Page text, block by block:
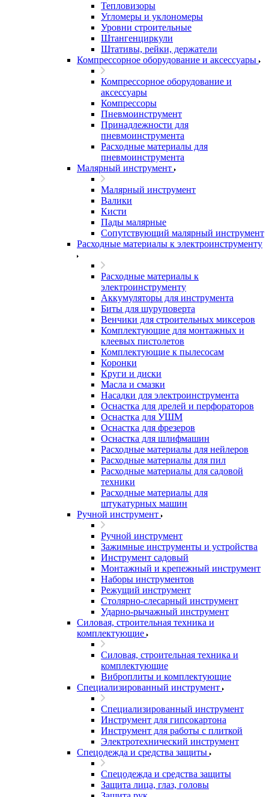
Тепловизоры
Угломеры и уклономеры
Уровни строительные
Штангенциркули
Штативы, рейки, держатели
Компрессорное оборудование и аксессуары
Компрессорное оборудование и
аксессуары
Компрессоры
Пневмоинструмент
Принадлежности для
пневмоинструмента
Расходные материалы для
пневмоинструмента
Малярный инструмент
Малярный инструмент
Валики
Кисти
Пады малярные
Сопутствующий малярный инструмент
Расходные материалы к электроинструменту
Расходные материалы к
электроинструменту
Аккумуляторы для инструмента
Биты для шуруповерта
Венчики для строительных миксеров
Комплектующие для монтажных и
клеевых пистолетов
Комплектующие к пылесосам
Коронки
Круги и диски
Масла и смазки
Насадки для электроинструмента
Оснастка для дрелей и перфораторов
Оснастка для УШМ
Оснастка для фрезеров
Оснастка для шлифмашин
Расходные материалы для нейлеров
Расходные материалы для пил
Расходные материалы для садовой
техники
Расходные материалы для
штукатурных машин
Ручной инструмент
Ручной инструмент
Зажимные инструменты и устройства
Инструмент садовый
Монтажный и крепежный инструмент
Наборы инструментов
Режущий инструмент
Столярно-слесарный инструмент
Ударно-рычажный инструмент
Силовая, строительная техника и
комплектующие
Силовая, строительная техника и
комплектующие
Виброплиты и комплектующие
Специализированный инструмент
Специализированный инструмент
Инструмент для гипсокартона
Инструмент для работы с плиткой
Электротехнический инструмент
Спецодежда и средства защиты
Спецодежда и средства защиты
Защита лица, глаз, головы